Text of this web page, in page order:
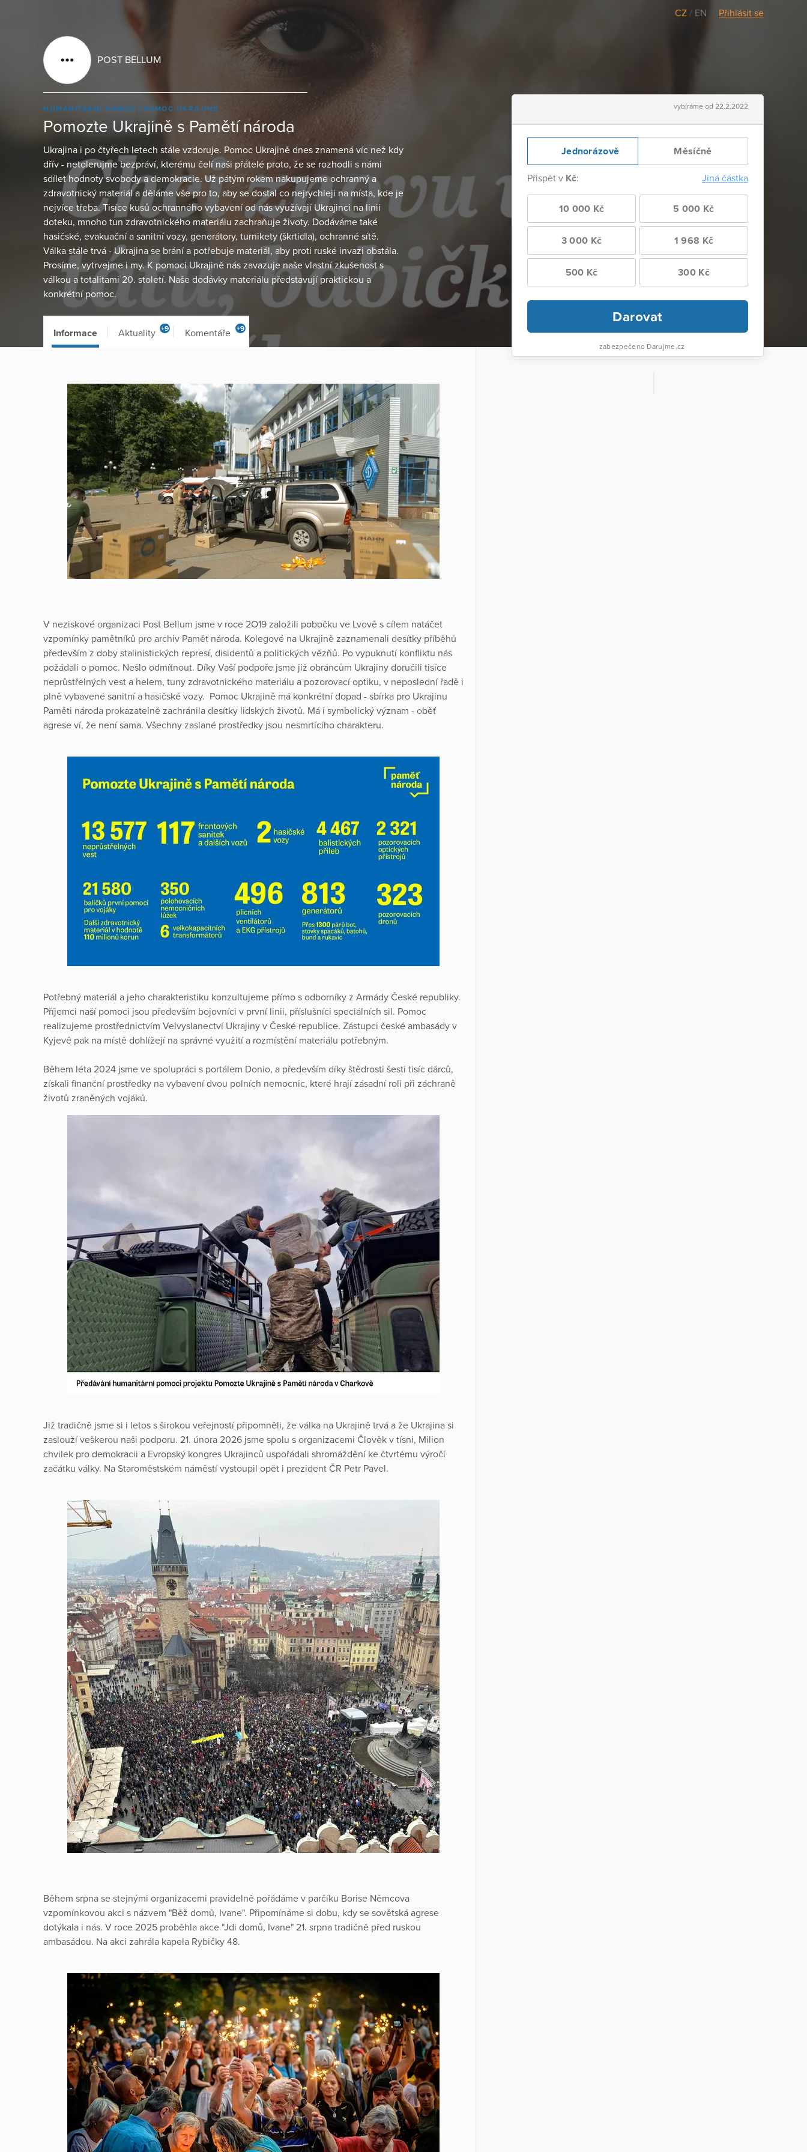
CZ / EN Přihlásit se
POST BELLUM
HUMANITÁRNÍ POMOC POMOC UKRAJINĚ
Pomozte Ukrajině s Pamětí národa
Ukrajina i po čtyřech letech stále vzdoruje. Pomoc Ukrajině dnes znamená víc než kdy
dřív - netolerujme bezpráví, kterému čelí naši přátelé proto, že se rozhodli s námi
sdílet hodnoty svobody a demokracie. Už pátým rokem nakupujeme ochranný a
zdravotnický materiál a děláme vše pro to, aby se dostal co nejrychleji na místa, kde je
nejvíce třeba. Tisíce kusů ochranného vybavení od nás využívají Ukrajinci na linii
doteku, mnoho tun zdravotnického materiálu zachraňuje životy. Dodáváme také
hasičské, evakuační a sanitní vozy, generátory, turnikety (škrtidla), ochranné sítě.
Válka stále trvá - Ukrajina se brání a potřebuje materiál, aby proti ruské invazi obstála.
Prosíme, vytrvejme i my. K pomoci Ukrajině nás zavazuje naše vlastní zkušenost s
válkou a totalitami 20. století. Naše dodávky materiálu představují praktickou a
konkrétní pomoc.
vybíráme od 22.2.2022
Jednorázově Měsíčně
Přispět v Kč: Jiná částka
10 000 Kč 5 000 Kč
3 000 Kč 1 968 Kč
500 Kč 300 Kč
Darovat
zabezpečeno Darujme.cz
Informace Aktuality +9 Komentáře +9
V neziskové organizaci Post Bellum jsme v roce 2O19 založili pobočku ve Lvově s cílem natáčet
vzpomínky pamětníků pro archiv Paměť národa. Kolegové na Ukrajině zaznamenali desítky příběhů
především z doby stalinistických represí, disidentů a politických vězňů. Po vypuknutí konfliktu nás
požádali o pomoc. Nešlo odmítnout. Díky Vaší podpoře jsme již obráncům Ukrajiny doručili tisíce
neprůstřelných vest a helem, tuny zdravotnického materiálu a pozorovací optiku, v neposlední řadě i
plně vybavené sanitní a hasičské vozy. Pomoc Ukrajině má konkrétní dopad - sbírka pro Ukrajinu
Paměti národa prokazatelně zachránila desítky lidských životů. Má i symbolický význam - oběť
agrese ví, že není sama. Všechny zaslané prostředky jsou nesmrtícího charakteru.
Potřebný materiál a jeho charakteristiku konzultujeme přímo s odborníky z Armády České republiky.
Příjemci naší pomoci jsou především bojovníci v první linii, příslušníci speciálních sil. Pomoc
realizujeme prostřednictvím Velvyslanectví Ukrajiny v České republice. Zástupci české ambasády v
Kyjevě pak na místě dohlížejí na správné využití a rozmístění materiálu potřebným.
Během léta 2024 jsme ve spolupráci s portálem Donio, a především díky štědrosti šesti tisíc dárců,
získali finanční prostředky na vybavení dvou polních nemocnic, které hrají zásadní roli při záchraně
životů zraněných vojáků.
Již tradičně jsme si i letos s širokou veřejností připomněli, že válka na Ukrajině trvá a že Ukrajina si
zaslouží veškerou naši podporu. 21. února 2026 jsme spolu s organizacemi Člověk v tísni, Milion
chvilek pro demokracii a Evropský kongres Ukrajinců uspořádali shromáždění ke čtvrtému výročí
začátku války. Na Staroměstském náměstí vystoupil opět i prezident ČR Petr Pavel.
Během srpna se stejnými organizacemi pravidelně pořádáme v parčíku Borise Němcova
vzpomínkovou akci s názvem "Běž domů, Ivane". Připomínáme si dobu, kdy se sovětská agrese
dotýkala i nás. V roce 2025 proběhla akce "Jdi domů, Ivane" 21. srpna tradičně před ruskou
ambasádou. Na akci zahrála kapela Rybičky 48.